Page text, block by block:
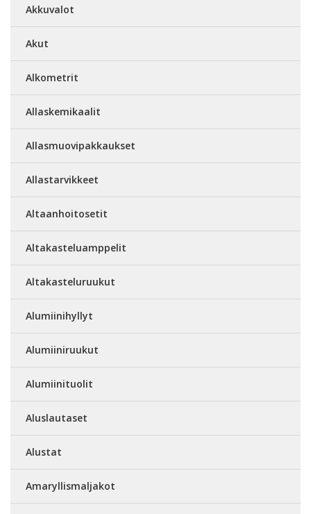
Akkuvalot
Akut
Alkometrit
Allaskemikaalit
Allasmuovipakkaukset
Allastarvikkeet
Altaanhoitosetit
Altakasteluamppelit
Altakasteluruukut
Alumiinihyllyt
Alumiiniruukut
Alumiinituolit
Aluslautaset
Alustat
Amaryllismaljakot